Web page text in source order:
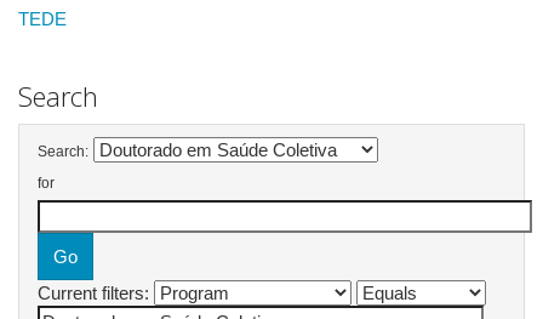
TEDE
Search
Search:
for
Current filters: